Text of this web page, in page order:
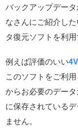
バックアップデー
なさんにご紹介し
タ復元ソフトを利用
例えば評価のいい
このソフトをご利
からお必要のデー
に保存されている
ません。